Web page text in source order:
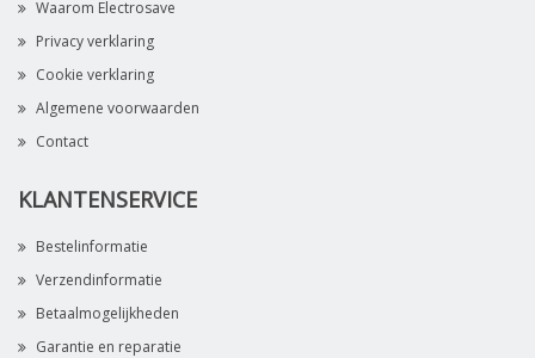
Waarom Electrosave
Privacy verklaring
Cookie verklaring
Algemene voorwaarden
Contact
KLANTENSERVICE
Bestelinformatie
Verzendinformatie
Betaalmogelijkheden
Garantie en reparatie